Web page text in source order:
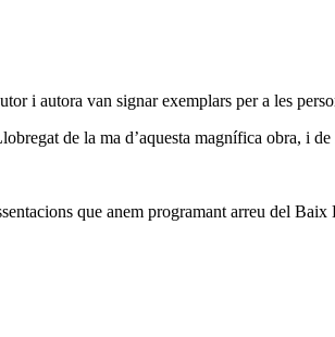
i autora van signar exemplars per a les
de la ma d’aquesta magnífica obra, i
que anem programant arreu del